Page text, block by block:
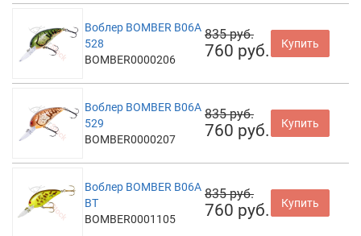
Воблер BOMBER B06A
528
BOMBER0000206
835 руб.
760 руб. Купить
Воблер BOMBER B06A
529
BOMBER0000207
835 руб.
760 руб. Купить
Воблер BOMBER B06A
BT
BOMBER0001105
835 руб.
760 руб. Купить